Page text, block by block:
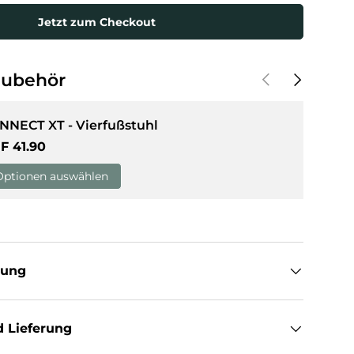
Jetzt zum Checkout
VorherigeNächste
XT - Vierfußstuhl
Preis
41.90
auswählen
Lieferung